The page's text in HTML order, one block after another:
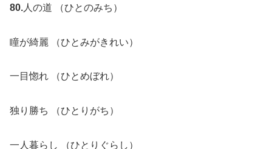
80. 人の道 （ひとのみち）
瞳が綺麗 （ひとみがきれい）
一目惚れ （ひとめぼれ）
独り勝ち （ひとりがち）
一人暮らし （ひとりぐらし）